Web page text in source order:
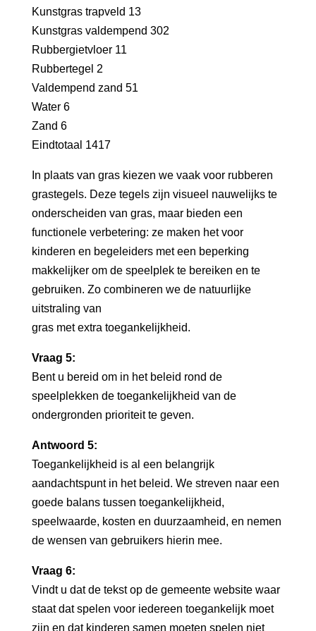
Kunstgras trapveld 13
Kunstgras valdempend 302
Rubbergietvloer 11
Rubbertegel 2
Valdempend zand 51
Water 6
Zand 6
Eindtotaal 1417
In plaats van gras kiezen we vaak voor rubberen
grastegels. Deze tegels zijn visueel nauwelijks te
onderscheiden van gras, maar bieden een
functionele verbetering: ze maken het voor
kinderen en begeleiders met een beperking
makkelijker om de speelplek te bereiken en te
gebruiken. Zo combineren we de natuurlijke
uitstraling van
gras met extra toegankelijkheid.
Vraag 5:
Bent u bereid om in het beleid rond de
speelplekken de toegankelijkheid van de
ondergronden prioriteit te geven.
Antwoord 5:
Toegankelijkheid is al een belangrijk
aandachtspunt in het beleid. We streven naar een
goede balans tussen toegankelijkheid,
speelwaarde, kosten en duurzaamheid, en nemen
de wensen van gebruikers hierin mee.
Vraag 6:
Vindt u dat de tekst op de gemeente website waar
staat dat spelen voor iedereen toegankelijk moet
zijn en dat kinderen samen moeten spelen niet